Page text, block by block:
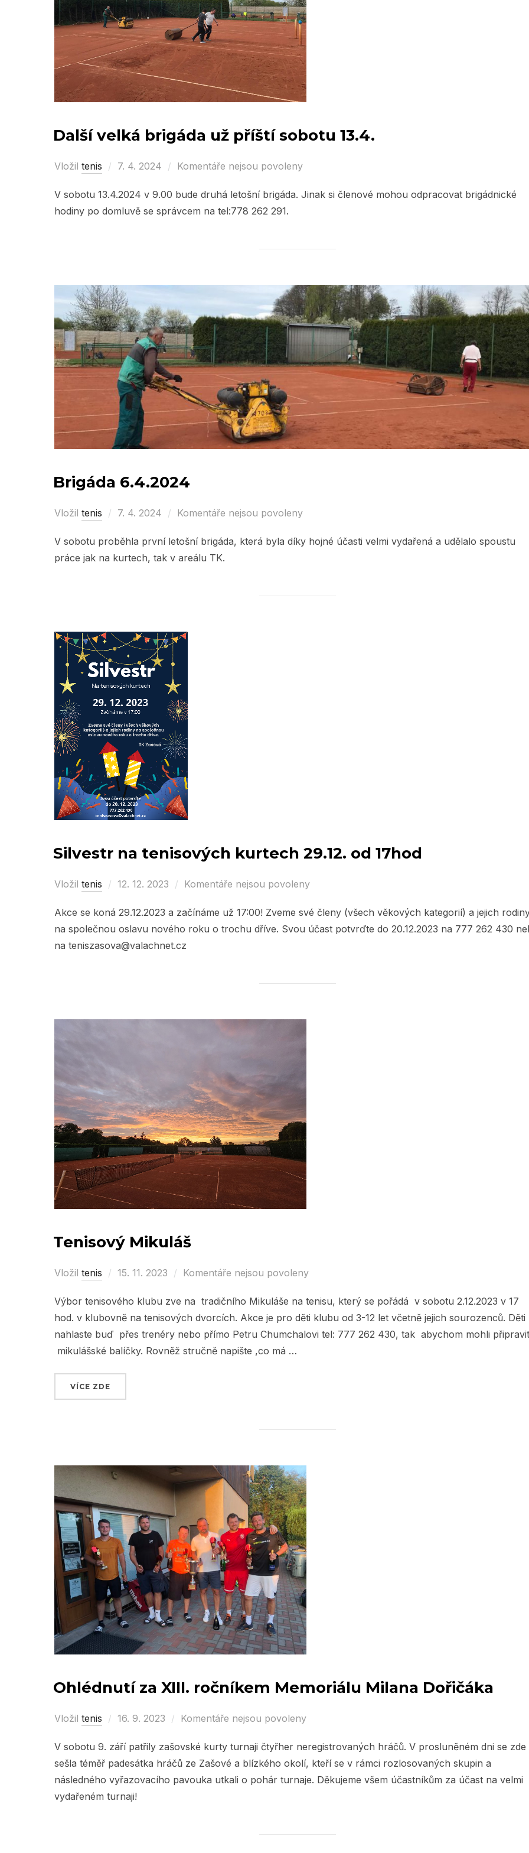
Další velká brigáda už příští sobotu 13.4.
Vložil tenis
Posted
7. 4. 2024 Komentáře nejsou povoleny
V sobotu 13.4.2024 v 9.00 bude druhá letošní brigáda. Jinak si členové mohou odpracovat brigádnické
hodiny po domluvě se správcem na tel:778 262 291.
Brigáda 6.4.2024
Vložil tenis
Posted
7. 4. 2024 Komentáře nejsou povoleny
V sobotu proběhla první letošní brigáda, která byla díky hojné účasti velmi vydařená a udělalo spoustu
práce jak na kurtech, tak v areálu TK.
Silvestr na tenisových kurtech 29.12. od 17hod
Vložil tenis
Posted
12. 12. 2023 Komentáře nejsou povoleny
Akce se koná 29.12.2023 a začínáme už 17:00! Zveme své členy (všech věkových kategorií) a jejich
na společnou oslavu nového roku o trochu dříve. Svou účast potvrďte do 20.12.2023 na 777 262 430
na teniszasova@valachnet.cz
Tenisový Mikuláš
Vložil tenis
Posted
15. 11. 2023 Komentáře nejsou povoleny
Výbor tenisového klubu zve na tradičního Mikuláše na tenisu, který se pořádá v sobotu 2.12.2023 v 17
hod. v klubovně na tenisových dvorcích. Akce je pro děti klubu od 3-12 let včetně jejich sourozenců. Děti
nahlaste buď přes trenéry nebo přímo Petru Chumchalovi tel: 777 262 430, tak abychom mohli připravit
mikulášské balíčky. Rovněž stručně napište ,co má …
VÍCE ZDE
Ohlédnutí za XIII. ročníkem Memoriálu Milana Dořičáka
Vložil tenis
Posted
16. 9. 2023 Komentáře nejsou povoleny
V sobotu 9. září patřily zašovské kurty turnaji čtyřher neregistrovaných hráčů. V prosluněném dni se zde
sešla téměř padesátka hráčů ze Zašové a blízkého okolí, kteří se v rámci rozlosovaných skupin a
následného vyřazovacího pavouka utkali o pohár turnaje. Děkujeme všem účastníkům za účast na velmi
vydařeném turnaji!